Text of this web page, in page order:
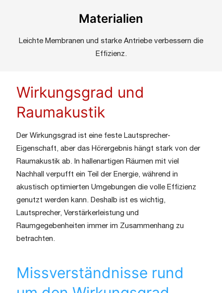
Materialien
Leichte Membranen und starke Antriebe verbessern die
Effizienz.
Wirkungsgrad und
Raumakustik
Der Wirkungsgrad ist eine feste Lautsprecher-
Eigenschaft, aber das Hörergebnis hängt stark von der
Raumakustik ab. In hallenartigen Räumen mit viel
Nachhall verpufft ein Teil der Energie, während in
akustisch optimierten Umgebungen die volle Effizienz
genutzt werden kann. Deshalb ist es wichtig,
Lautsprecher, Verstärkerleistung und
Raumgegebenheiten immer im Zusammenhang zu
betrachten.
Missverständnisse rund